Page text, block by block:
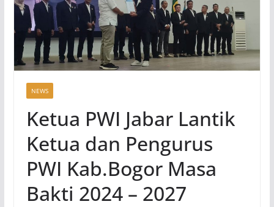
NEWS
Ketua PWI Jabar Lantik
Ketua dan Pengurus
PWI Kab.Bogor Masa
Bakti 2024 – 2027